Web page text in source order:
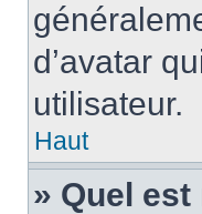
d’avatar
utilisateur.
Haut
» Quel